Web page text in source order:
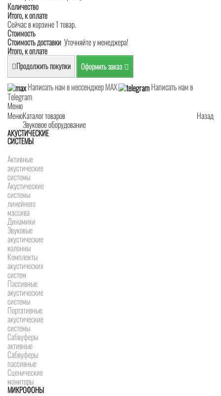
Количество
Итого, к оплате
Сейчас в корзине 1 товар.
Стоимость
Стоимость доставки Уточняйте у менеджера!
Итого, к оплате
Продолжить покупки Оформить заказ
Написать нам в мессенджер MAX
Написать нам в
Telegram
Меню
Меню
Назад
Каталог товаров
Звуковое оборудование
АКУСТИЧЕСКИЕ
СИСТЕМЫ
Активные
акустические
системы
Акустические
системы
линейного
массива
Динамики
Звуковые
акустические
колонны
Комплекты
акустических
систем
Пассивные
акустические
системы
Портативные
акустические
системы
Сабвуферы
активные
Сабвуферы
пассивные
Сценические
мониторы
МИКРОФОНЫ